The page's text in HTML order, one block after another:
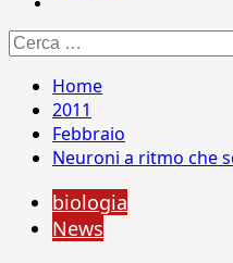
Ricerca
per:
Home
2011
Febbraio
Neuroni a ritmo che
biologia
News